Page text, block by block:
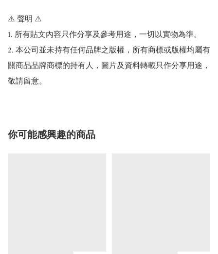
⚠️ 聲明 ⚠️
1. 所有貼文內容只作分享及參考用途，一切以實物為準。
2. 本公司並未持有任何品牌之版權，所有商標或版權均屬有
關商品品牌商標的持有人，圖片及資料轉載只作分享用途，
敬請留意。
你可能感興趣的商品